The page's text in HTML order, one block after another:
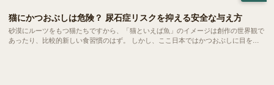
猫にかつおぶしは危険？ 尿石症リスクを抑える安全な与え方
砂漠にルーツをもつ猫たちですから、「猫といえば魚」のイメージは創作の世界観で
あったり、比較的新しい食習慣のはず。 しかし、ここ日本ではかつおぶしに目を光